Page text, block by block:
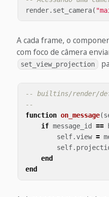
render. set_camera(
A cada frame, o
com foco de câmera
set_view_projection
-- builtins/render/
--
function on_message(
if message_id ==
self.view =
self.
end
end